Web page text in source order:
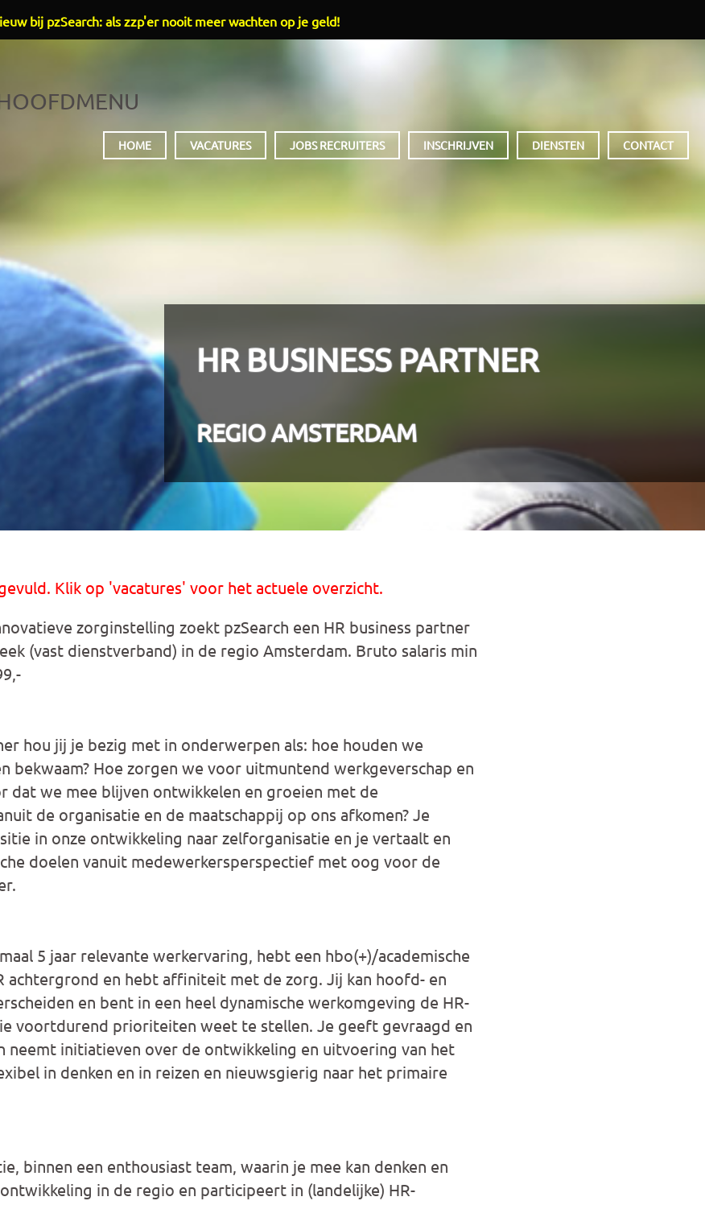
HOME VACATURES JOBS RECRUITERS INSCHRIJVEN DIENSTEN CONTACT
HR BUSINESS PARTNER
REGIO AMSTERDAM
Klik op 'vacatures' voor het actuele overzicht.
zorginstelling zoekt pzSearch een HR business partner
(vast dienstverband) in de regio Amsterdam. Bruto salaris min
hou jij je bezig met in onderwerpen als: hoe houden we
bekwaam? Hoe zorgen we voor uitmuntend werkgeverschap en
dat we mee blijven ontwikkelen en groeien met de
de organisatie en de maatschappij op ons afkomen? Je
in onze ontwikkeling naar zelforganisatie en je vertaalt en
doelen vanuit medewerkersperspectief met oog voor de
5 jaar relevante werkervaring, hebt een hbo(+)/academische
achtergrond en hebt affiniteit met de zorg. Jij kan hoofd- en
en bent in een heel dynamische werkomgeving de HR-
voortdurend prioriteiten weet te stellen. Je geeft gevraagd en
neemt initiatieven over de ontwikkeling en uitvoering van het
in denken en in reizen en nieuwsgierig naar het primaire
binnen een enthousiast team, waarin je mee kan denken en
in de regio en participeert in (landelijke) HR-
bij pzSearch: als zzp'er nooit meer wachten op je geld!